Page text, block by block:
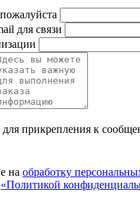
для связи
для прикрепления к
на обработку
«Политикой